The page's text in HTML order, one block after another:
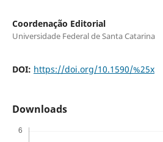
Coordenação Editorial
Universidade Federal de Santa Catarina
DOI: https://doi.org/10.1590/%25x
Downloads